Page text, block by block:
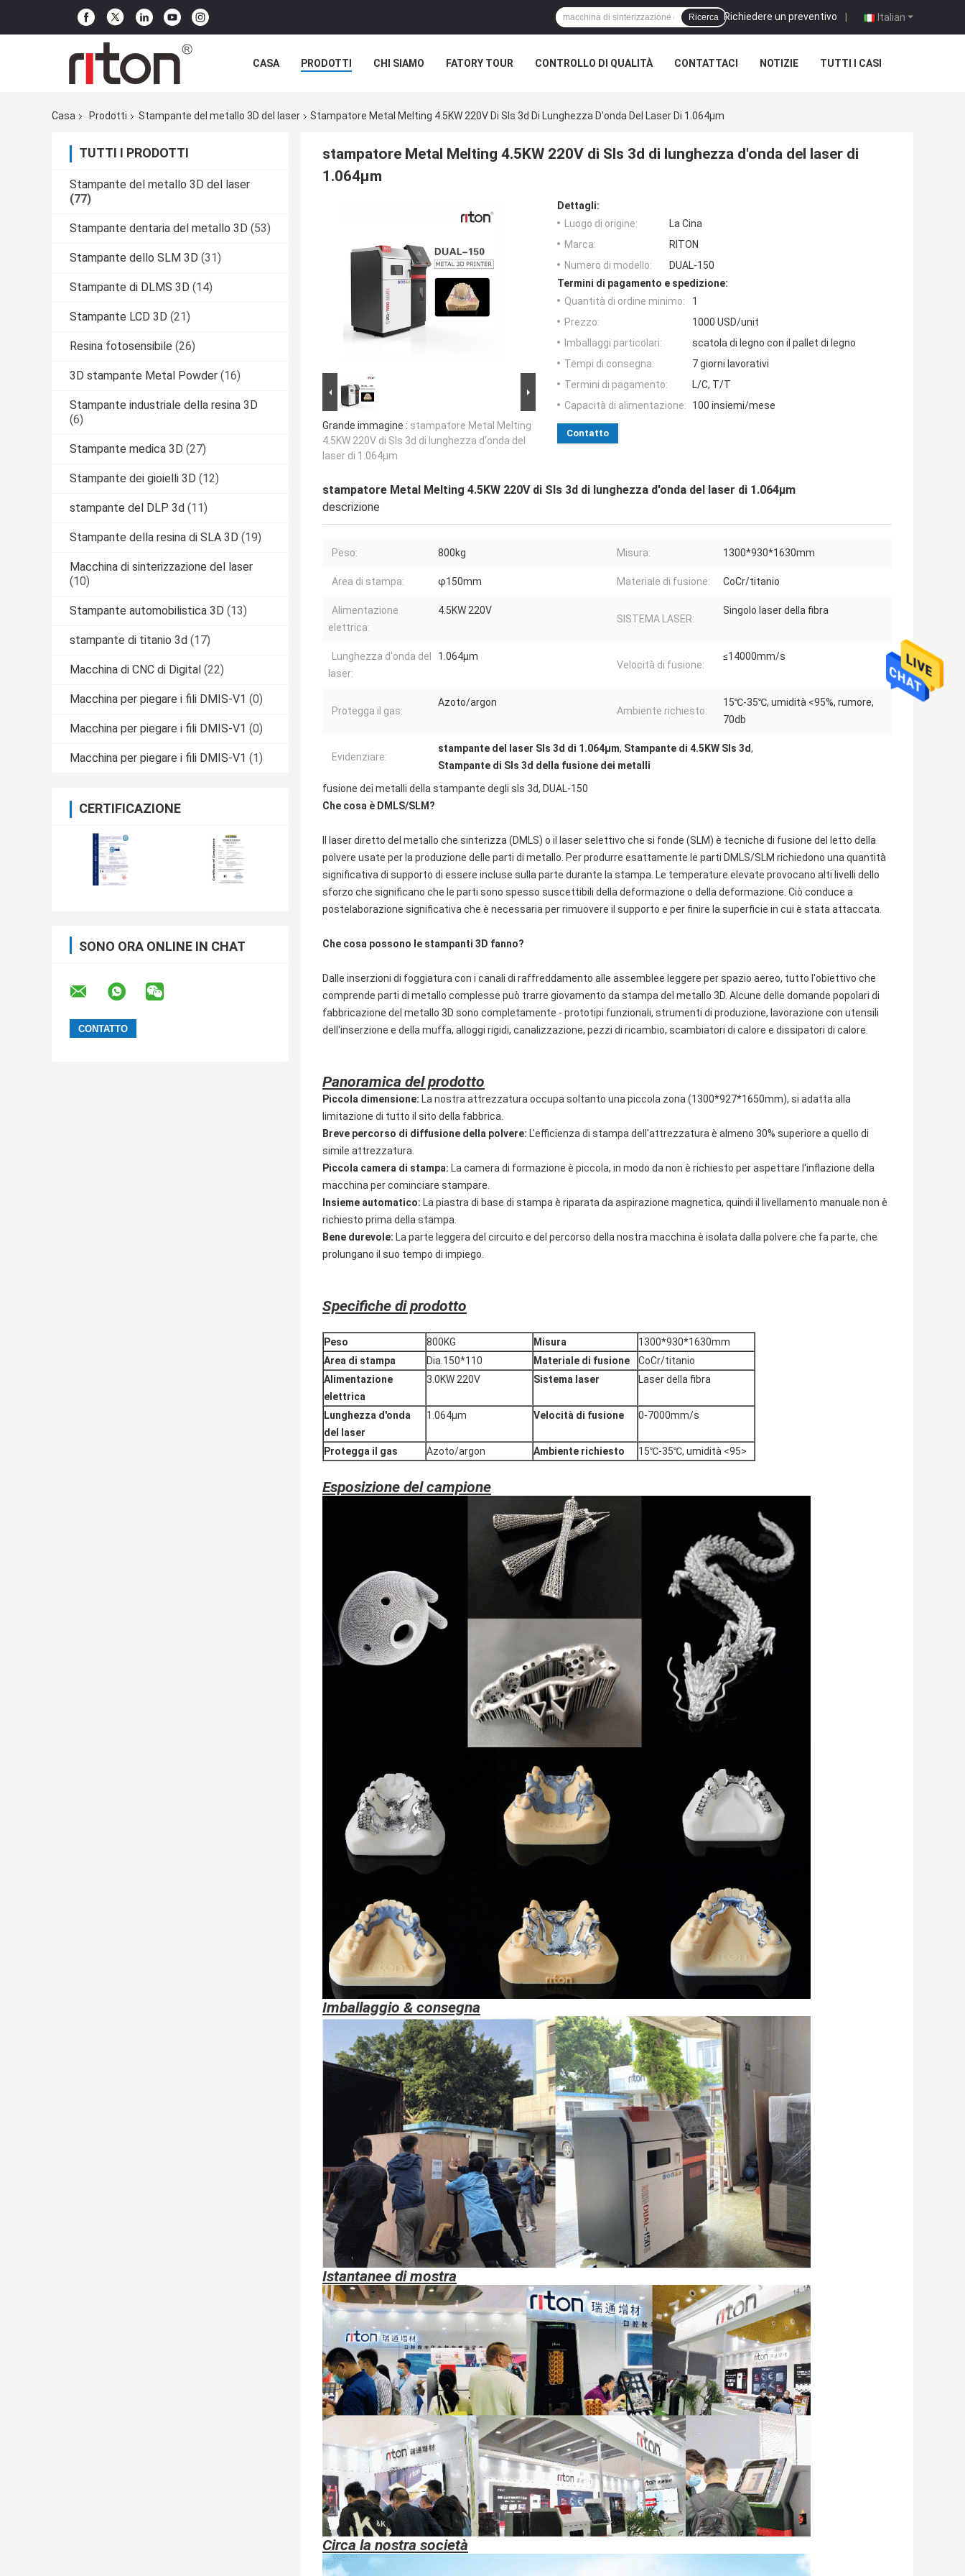
Italian
Richiedere un preventivo |
Ricerca
CASA PRODOTTI CHI SIAMO FATORY TOUR CONTROLLO DI QUALITÀ CONTATTACI NOTIZIE TUTTI I CASI
Casa Prodotti Stampante del metallo 3D del laser Stampatore Metal Melting 4.5KW 220V Di Sls 3d Di Lunghezza D'onda Del Laser Di 1.064μm
TUTTI I PRODOTTI
Stampante del metallo 3D del laser
(77)
Stampante dentaria del metallo 3D (53)
Stampante dello SLM 3D (31)
Stampante di DLMS 3D (14)
Stampante LCD 3D (21)
Resina fotosensibile (26)
3D stampante Metal Powder (16)
Stampante industriale della resina 3D
(6)
Stampante medica 3D (27)
Stampante dei gioielli 3D (12)
stampante del DLP 3d (11)
Stampante della resina di SLA 3D (19)
Macchina di sinterizzazione del laser
(10)
Stampante automobilistica 3D (13)
stampante di titanio 3d (17)
Macchina di CNC di Digital (22)
Macchina per piegare i fili DMIS-V1 (0)
Macchina per piegare i fili DMIS-V1 (0)
Macchina per piegare i fili DMIS-V1 (1)
CERTIFICAZIONE
SONO ORA ONLINE IN CHAT
stampatore Metal Melting 4.5KW 220V di Sls 3d di lunghezza d'onda del laser di
1.064μm
Grande immagine : stampatore Metal Melting
4.5KW 220V di Sls 3d di lunghezza d'onda del
laser di 1.064μm
Dettagli:
Luogo di origine:
La Cina
Marca:
RITON
Numero di modello:
DUAL-150
Termini di pagamento e spedizione:
Quantità di ordine minimo:
1
Prezzo:
1000 USD/unit
Imballaggi particolari:
scatola di legno con il pallet di legno
Tempi di consegna:
7 giorni lavorativi
Termini di pagamento:
L/C, T/T
Capacità di alimentazione:
100 insiemi/mese
Contatto
stampatore Metal Melting 4.5KW 220V di Sls 3d di lunghezza d'onda del laser di 1.064μm
descrizione
Peso: 800kg Misura: 1300*930*1630mm
Area di stampa: φ150mm Materiale di fusione: CoCr/titanio
Alimentazione
elettrica:
4.5KW 220V
SISTEMA LASER:
Singolo laser della fibra
Lunghezza d'onda del
laser:
1.064μm
Velocità di fusione:
≤14000mm/s
Protegga il gas:
Azoto/argon
Ambiente richiesto:
15℃-35℃, umidità <95%, rumore,
70db
Evidenziare:
stampante del laser Sls 3d di 1.064μm, Stampante di 4.5KW Sls 3d,
Stampante di Sls 3d della fusione dei metalli
fusione dei metalli della stampante degli sls 3d, DUAL-150
Che cosa è DMLS/SLM?
Il laser diretto del metallo che sinterizza (DMLS) o il laser selettivo che si fonde (SLM) è tecniche di fusione del letto della
polvere usate per la produzione delle parti di metallo. Per produrre esattamente le parti DMLS/SLM richiedono una quantità
significativa di supporto di essere incluse sulla parte durante la stampa. Le temperature elevate provocano alti livelli dello
sforzo che significano che le parti sono spesso suscettibili della deformazione o della deformazione. Ciò conduce a
postelaborazione significativa che è necessaria per rimuovere il supporto e per finire la superficie in cui è stata attaccata.
Che cosa possono le stampanti 3D fanno?
Dalle inserzioni di foggiatura con i canali di raffreddamento alle assemblee leggere per spazio aereo, tutto l'obiettivo che
comprende parti di metallo complesse può trarre giovamento da stampa del metallo 3D. Alcune delle domande popolari di
fabbricazione del metallo 3D sono completamente - prototipi funzionali, strumenti di produzione, lavorazione con utensili
dell'inserzione e della muffa, alloggi rigidi, canalizzazione, pezzi di ricambio, scambiatori di calore e dissipatori di calore.
Panoramica del prodotto
Piccola dimensione: La nostra attrezzatura occupa soltanto una piccola zona (1300*927*1650mm), si adatta alla
limitazione di tutto il sito della fabbrica.
Breve percorso di diffusione della polvere: L'efficienza di stampa dell'attrezzatura è almeno 30% superiore a quello di
simile attrezzatura.
Piccola camera di stampa: La camera di formazione è piccola, in modo da non è richiesto per aspettare l'inflazione della
macchina per cominciare stampare.
Insieme automatico: La piastra di base di stampa è riparata da aspirazione magnetica, quindi il livellamento manuale non è
richiesto prima della stampa.
Bene durevole: La parte leggera del circuito e del percorso della nostra macchina è isolata dalla polvere che fa parte, che
prolungano il suo tempo di impiego.
Specifiche di prodotto
Peso 800KG Misura
1300*930*1630mm
Area di stampa
Dia.150*110 Materiale di fusione
CoCr/titanio
Alimentazione
elettrica
3.0KW 220V Sistema laser Laser della fibra
Lunghezza d'onda
del laser
1.064μm Velocità di fusione 0-7000mm/s
Protegga il gas Azoto/argon Ambiente richiesto 15℃-35℃, umidità <95>
Esposizione del campione
Imballaggio & consegna
Istantanee di mostra
Circa la nostra società